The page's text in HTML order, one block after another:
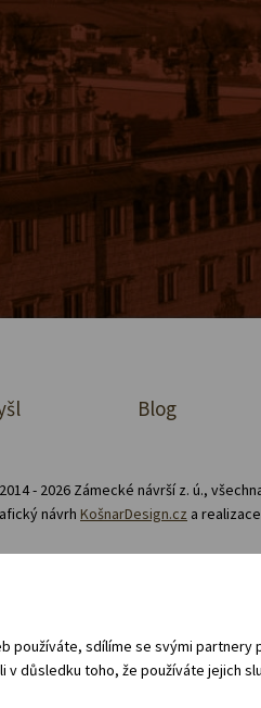
Blog
- 2026 Zámecké návrší z. ú.,
návrh KošnarDesign.cz a realizace
používáte, sdílíme se svými partnery
důsledku toho, že používáte jejich